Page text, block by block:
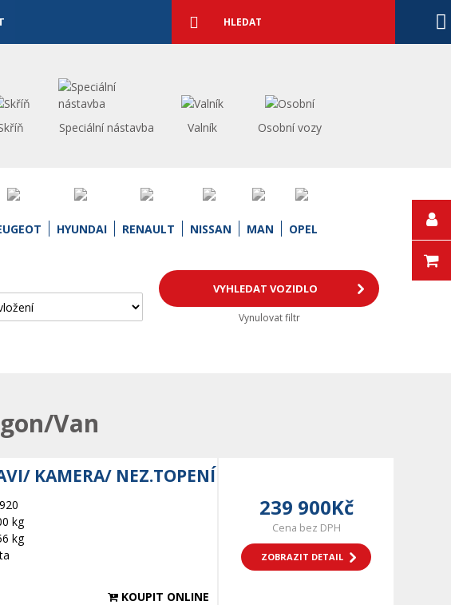
vyhledávání
Vyhledat
Speciální nástavba Valník Osobní vozy
HYUNDAI RENAULT NISSAN MAN OPEL
Vynulovat filtr
Van
KAMERA/ NEZ.TOPENÍ
kg
kg
KOUPIT ONLINE
239 900Kč
Cena bez DPH
ZOBRAZIT DETAIL